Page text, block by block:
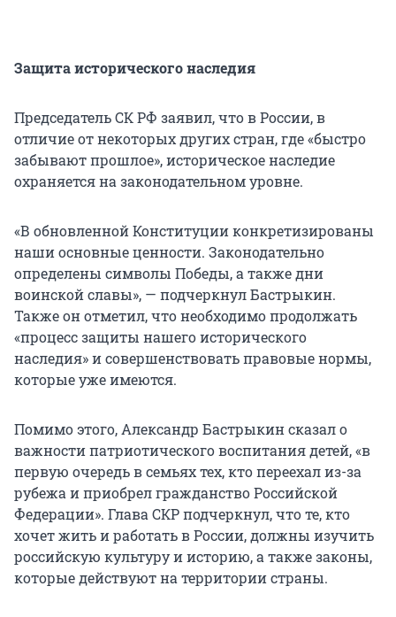
Защита исторического наследия
Председатель СК РФ заявил, что в России, в
отличие от некоторых других стран, где «быстро
забывают прошлое», историческое наследие
охраняется на законодательном уровне.
«В обновленной Конституции конкретизированы
наши основные ценности. Законодательно
определены символы Победы, а также дни
воинской славы», — подчеркнул Бастрыкин.
Также он отметил, что необходимо продолжать
«процесс защиты нашего исторического
наследия» и совершенствовать правовые нормы,
которые уже имеются.
Помимо этого, Александр Бастрыкин сказал о
важности патриотического воспитания детей, «в
первую очередь в семьях тех, кто переехал из-за
рубежа и приобрел гражданство Российской
Федерации». Глава СКР подчеркнул, что те, кто
хочет жить и работать в России, должны изучить
российскую культуру и историю, а также законы,
которые действуют на территории страны.